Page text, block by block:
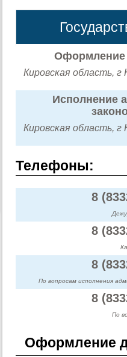
Оформление
Кировская область, г
Исполнение
Кировская область, г
Телефоны:
8
8
8
По вопросам исполнения
8
По
Оформление